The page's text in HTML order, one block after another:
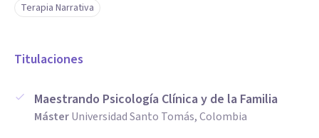
Terapia Narrativa
Titulaciones
Maestrando Psicología Clínica y de la Familia
MásterUniversidad Santo Tomás, Colombia